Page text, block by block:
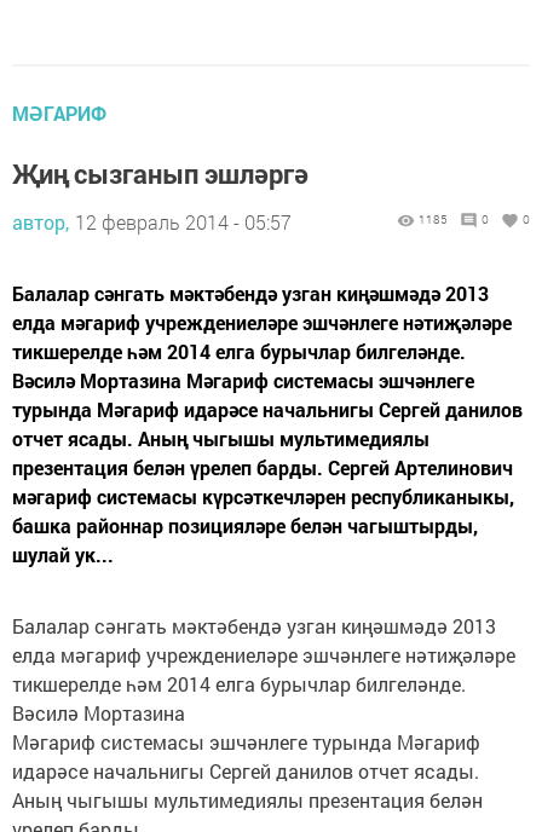
МӘГАРИФ
Җиң сызганып эшләргә
автор, 12 февраль 2014 - 05:57 1185 0 0
Балалар сәнгать мәктәбендә узган киңәшмәдә 2013
елда мәгариф учреждениеләре эшчәнлеге нәтиҗәләре
тикшерелде һәм 2014 елга бурычлар билгеләнде.
Вәсилә Мортазина Мәгариф системасы эшчәнлеге
турында Мәгариф идарәсе начальнигы Сергей данилов
отчет ясады. Аның чыгышы мультимедиялы
презентация белән үрелеп барды. Сергей Артелинович
мәгариф системасы күрсәткечләрен республиканыкы,
башка районнар позицияләре белән чагыштырды,
шулай ук...
Балалар сәнгать мәктәбендә узган киңәшмәдә 2013
елда мәгариф учреждениеләре эшчәнлеге нәтиҗәләре
тикшерелде һәм 2014 елга бурычлар билгеләнде.
Вәсилә Мортазина
Мәгариф системасы эшчәнлеге турында Мәгариф
идарәсе начальнигы Сергей данилов отчет ясады.
Аның чыгышы мультимедиялы презентация белән